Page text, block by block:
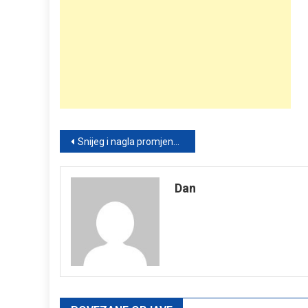
Post
navigation
Snijeg i nagla promjena vremena u Bosni i Hercegovini: Evo kakva nas prognoza očekuje do 4. maja
Dan